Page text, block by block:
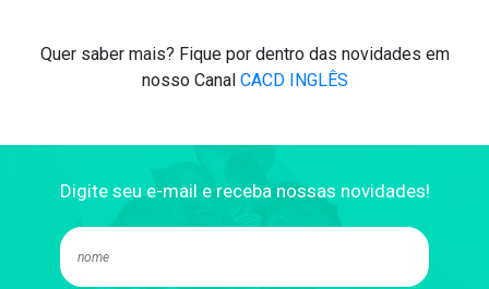
Quer saber mais? Fique por dentro das novidades em
nosso Canal CACD INGLÊS
Digite seu e-mail e receba nossas novidades!